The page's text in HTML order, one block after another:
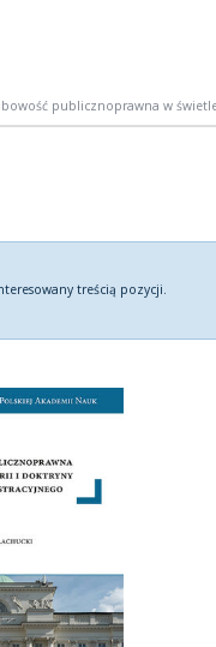
publicznoprawna w
treścią pozycji.